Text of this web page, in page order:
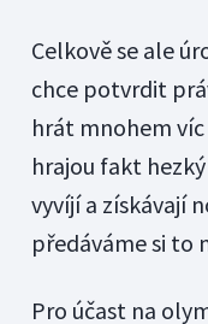
Celkově se ale
chce potvrdit
hrát mnohem
hrajou fakt
vyvíjí a získávají
předáváme si to
Pro účast na